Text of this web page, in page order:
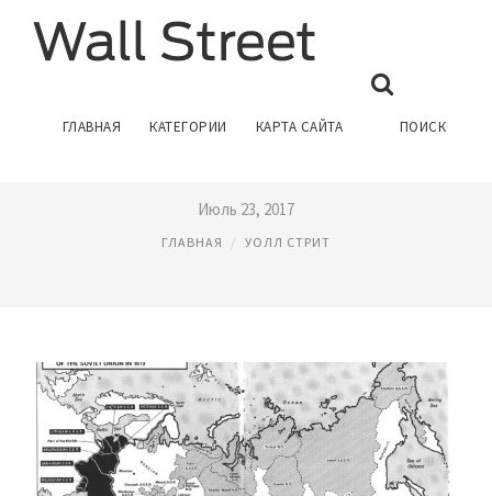
ГЛАВНАЯ КАТЕГОРИИ КАРТА САЙТА ПОИСК
УОЛЛ СТРИТ И ФРАНКЛИН
Июль 23, 2017
ГЛАВНАЯ УОЛЛ СТРИТ